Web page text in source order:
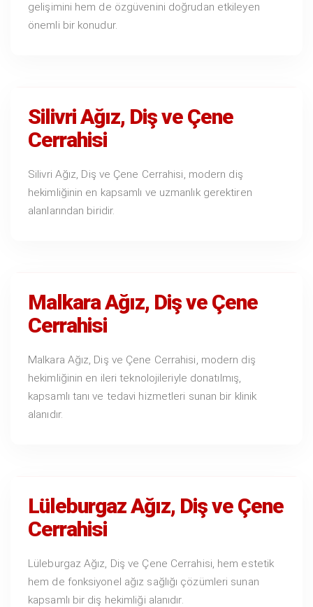
gelişimini hem de özgüvenini doğrudan etkileyen
önemli bir konudur.
Silivri Ağız, Diş ve Çene
Cerrahisi
Silivri Ağız, Diş ve Çene Cerrahisi, modern diş
hekimliğinin en kapsamlı ve uzmanlık gerektiren
alanlarından biridir.
Malkara Ağız, Diş ve Çene
Cerrahisi
Malkara Ağız, Diş ve Çene Cerrahisi, modern diş
hekimliğinin en ileri teknolojileriyle donatılmış,
kapsamlı tanı ve tedavi hizmetleri sunan bir klinik
alanıdır.
Lüleburgaz Ağız, Diş ve Çene
Cerrahisi
Lüleburgaz Ağız, Diş ve Çene Cerrahisi, hem estetik
hem de fonksiyonel ağız sağlığı çözümleri sunan
kapsamlı bir diş hekimliği alanıdır.